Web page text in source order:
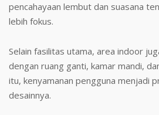
pencahayaan lembut dan suasana
lebih fokus.
Selain fasilitas utama, area indoor
dengan ruang ganti, kamar mandi,
itu, kenyamanan pengguna menjadi
desainnya.